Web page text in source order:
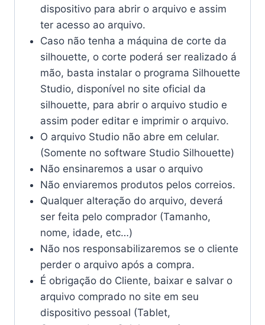
dispositivo para abrir o arquivo e assim
ter acesso ao arquivo.
Caso não tenha a máquina de corte da
silhouette, o corte poderá ser realizado á
mão, basta instalar o programa Silhouette
Studio, disponível no site oficial da
silhouette, para abrir o arquivo studio e
assim poder editar e imprimir o arquivo.
O arquivo Studio não abre em celular.
(Somente no software Studio Silhouette)
Não ensinaremos a usar o arquivo
Não enviaremos produtos pelos correios.
Qualquer alteração do arquivo, deverá
ser feita pelo comprador (Tamanho,
nome, idade, etc…)
Não nos responsabilizaremos se o cliente
perder o arquivo após a compra.
É obrigação do Cliente, baixar e salvar o
arquivo comprado no site em seu
dispositivo pessoal (Tablet,